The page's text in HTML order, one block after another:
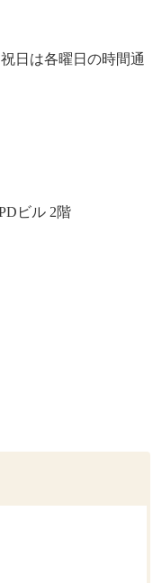
日は各曜日の時間通
ビル 2階